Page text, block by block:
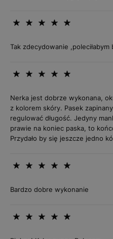
Tak zdecydowanie ,poleciłabym
Nerka jest dobrze wykonana,
z kolorem skóry. Pasek
regulować długość. Jedyny
prawie na koniec paska, to
Przydało by się jeszcze jedno
Bardzo dobre wykonanie